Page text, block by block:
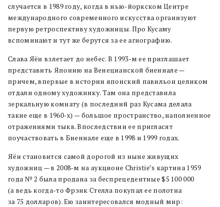
случается в 1989 году, когда в нью-йоркском Центре
международного современного искусства организуют
первую ретроспективу художницы. Про Кусаму
вспоминают и тут же берутся за ее агиографию.
Слава Яёи взлетает до небес. В 1993-м ее приглашает
представить Японию на Венецианской биеннале —
причем, впервые в истории японский павильон целиком
отдали одному художнику. Там она представила
зеркальную комнату (в последний раз Кусама делала
такие еще в 1960-х) — большое пространство, наполненное
отражениями тыкв. Впоследствии ее пригласят
поучаствовать в Биеннале еще в 1998 и 1999 годах.
Яёи становится самой дорогой из ныне живущих
художниц — в 2008-м на аукционе Christie’s картина 1959
года № 2 была продана за беспрецедентные $5 100 000
(а ведь когда-то Фрэнк Стелла покупал ее полотна
за 75 долларов). Ею заинтересовался модный мир: